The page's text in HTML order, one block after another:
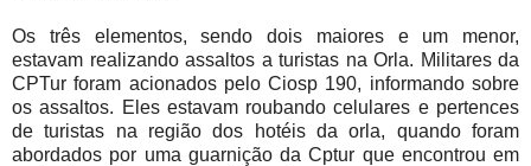
Os três elementos, sendo dois maiores e um menor,
estavam realizando assaltos a turistas na Orla. Militares da
CPTur foram acionados pelo Ciosp 190, informando sobre
os assaltos. Eles estavam roubando celulares e pertences
de turistas na região dos hotéis da orla, quando foram
abordados por uma guarnição da Cptur que encontrou em